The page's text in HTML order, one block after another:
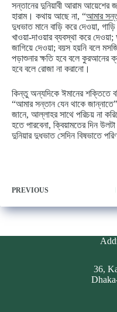
সন্তানের দুনিয়াবী আরাম আয়েশের
হারাম। কথায় আছে না, “আমার
দুধভাত মানে বাড়ি করে দেওয়া,
খাওয়া-দাওয়ার ব্যবস্থা করে
জাগিয়ে দেওয়া; বয়স হয়নি বলে
পড়াশুনার ক্ষতি হবে বলে কুরআনের
হবে বলে রোজা না করানো।
কিন্তু অন্যদিকে ঈমানের শক্তিতে
“আমার সন্তান যেন থাকে
জানে, আল্লাহর সাথে পরিচয় না
হতে পারবেনা, ক্বিয়ামতের দিন
দুনিয়ার দুধভাত সেদিন বিষভাতে
PREVIOUS
36,